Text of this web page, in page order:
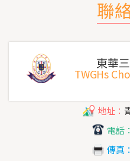
聯
東華
TWGHs
地址：
電話：
傳真：